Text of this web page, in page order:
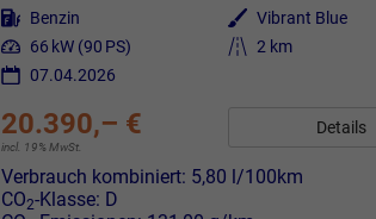
Kraftstoff Benzin Außenfarbe Vibrant Blue
Leistung 66 kW (90 PS) Kilometerstand 2 km
07.04.2026
20.390,– €
incl. 19% MwSt.
Details
Verbrauch kombiniert: 5,80 l/100km
CO2-Klasse: D